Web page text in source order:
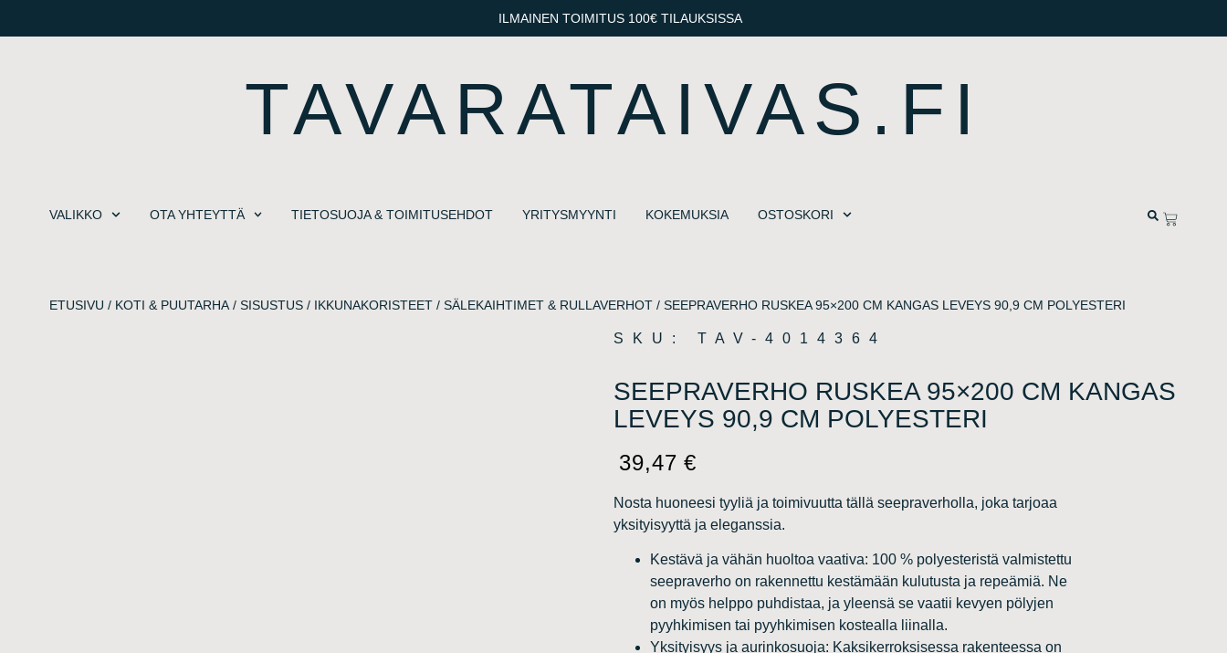
ILMAINEN TOIMITUS 100€ TILAUKSISSA
TAVARATAIVAS.FI
VALIKKO OTA YHTEYTTÄ TIETOSUOJA & TOIMITUSEHDOT YRITYSMYYNTI KOKEMUKSIA OSTOSKORI
ETUSIVU / KOTI & PUUTARHA/ SISUSTUS/ IKKUNAKORISTEET/ SÄLEKAIHTIMET & RULLAVERHOT/ SEEPRAVERHO RUSKEA 95×200 CM KANGAS LEVEYS 90,9 CM POLYESTERI
SKU: TAV-4014364
SEEPRAVERHO RUSKEA 95×200 CM KANGAS
LEVEYS 90,9 CM POLYESTERI
39,47€
Nosta huoneesi tyyliä ja toimivuutta tällä seepraverholla, joka tarjoaa
yksityisyyttä ja eleganssia.
Kestävä ja vähän huoltoa vaativa: 100 % polyesteristä valmistettu
seepraverho on rakennettu kestämään kulutusta ja repeämiä. Ne
on myös helppo puhdistaa, ja yleensä se vaatii kevyen pölyjen
pyyhkimisen tai pyyhkimisen kostealla liinalla.
Yksityisyys ja aurinkosuoja: Kaksikerroksisessa rakenteessa on